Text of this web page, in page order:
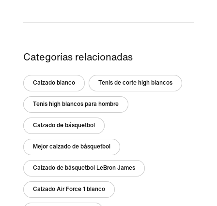
Categorías relacionadas
Calzado blanco Tenis de corte high blancos
Tenis high blancos para hombre
Calzado de básquetbol
Mejor calzado de básquetbol
Calzado de básquetbol LeBron James
Calzado Air Force 1 blanco